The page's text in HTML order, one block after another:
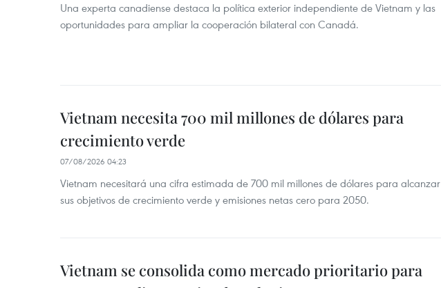
Una experta canadiense destaca la política exterior independiente de Vietnam y las
oportunidades para ampliar la cooperación bilateral con Canadá.
Vietnam necesita 700 mil millones de dólares para
crecimiento verde
07/08/2026 04:23
Vietnam necesitará una cifra estimada de 700 mil millones de dólares para alcanzar
sus objetivos de crecimiento verde y emisiones netas cero para 2050.
Vietnam se consolida como mercado prioritario para